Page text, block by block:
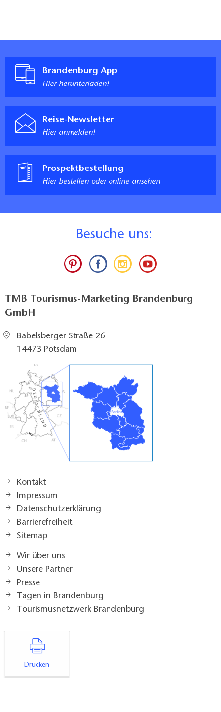
Brandenburg App
Hier herunterladen!
Reise-Newsletter
Hier anmelden!
Prospektbestellung
Hier bestellen oder online ansehen
Besuche uns:
TMB Tourismus-Marketing Brandenburg
GmbH
Babelsberger Straße 26
14473 Potsdam
Kontakt
Impressum
Datenschutzerklärung
Barrierefreiheit
Sitemap
Wir über uns
Unsere Partner
Presse
Tagen in Brandenburg
Tourismusnetzwerk Brandenburg
Drucken